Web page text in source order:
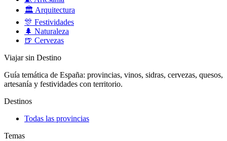
🏛️ Arquitectura
🎊 Festividades
🌲 Naturaleza
🍺 Cervezas
Viajar sin Destino
Guía temática de España: provincias, vinos, sidras, cervezas, quesos,
artesanía y festividades con territorio.
Destinos
Todas las provincias
Temas